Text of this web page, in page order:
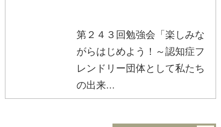
第２４３回勉強会「楽しみな
がらはじめよう！～認知症フ
レンドリー団体として私たち
の出来...